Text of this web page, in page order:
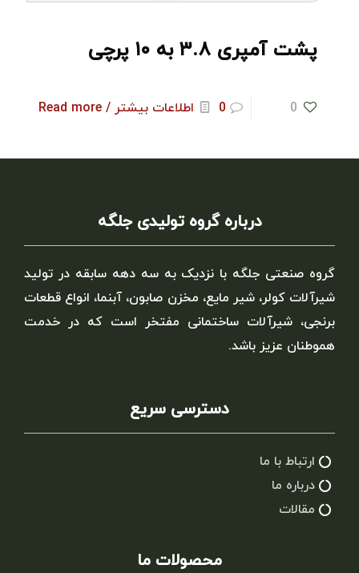
پشت آمپری ۳.۸ به ۱۰ پرچی
0
0 اطلاعات بیشتر / Read more
درباره گروه تولیدی جلگه
گروه صنعتی جلگه با نزدیک به سه دهه سابقه در تولید
شیرآلات کولر، شیر مایع، مخزن صابون، آبنما، انواع قطعات
برنجی، شیرآلات ساختمانی مفتخر است که در خدمت
هموطنان عزیز باشد.
دسترسی سریع
ارتباط با ما
درباره ما
مقالات
محصولات ما